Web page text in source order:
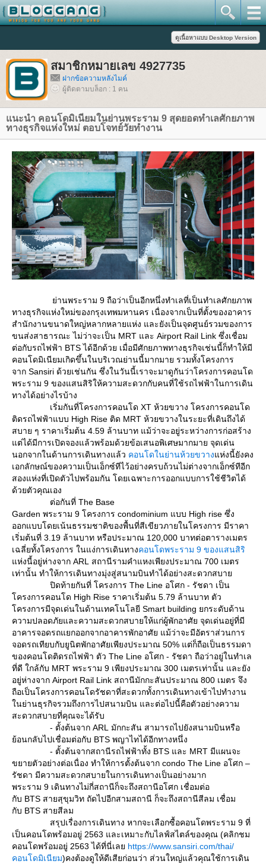
สมาชิกหมายเลข 4927735
ฝากข้อความหลังไมค์
ผู้ติดตามบล็อก : 1 คน
นะนำ คอนโดมิเนียมในย่านพระราม 9 สุดยอดทำเลศักยภาพ
ทางธุรกิจแห่งใหม่ ตอบโจทย์วัยทำงาน
่านพระราม 9 ถือว่าเป็นอีกหนึ่งทำเลที่เป็นทำเลศักยภาพ
ทางธุรกิจแห่งใหม่ของกรุงเทพมหานคร เนื่องจากเป็นที่ตั้งของอาคาร
สำนักงานขนาดใหญ่หลากหลายแห่ง และยังเป็นจุดศูนย์รวมของการ
ขนส่งสาธารณะ ไม่ว่าจะเป็น MRT และ Airport Rail Link ซึ่งเชื่อม
ต่อกับรถไฟฟ้า BTS ได้อีกด้วย เมื่อมีศักยภาพทางธุรกิจเช่นนี้ก็ทำให้มี
คอนโดมิเนียมเกิดขึ้นในบริเวณย่านนี้มากมาย รวมทั้งโครงการ
จาก Sansiri ด้วยเช่นกัน ซึ่งในวันนี้เราจะมาดูกันว่าโครงการคอนโด
พระราม 9 ของแสนสิริให้ความสะดวกกับคนที่ใช้รถไฟฟ้าในการเดิน
ทางได้อย่างไรบ้าง
เริ่มกันที่โครงการคอนโด XT ห้วยขวาง โครงการคอนโด
ติดรถไฟฟ้าแบบ High Rise ติด MRT ห้วยขวางในระยะที่เดินถึงได้
สบาย ๆ ราคาเริ่มต้น 4.59 ล้านบาท แม้ว่าจะอยู่ระหว่างการก่อสร้าง
ต่ได้มีการเปิดจองแล้วพร้อมด้วยข้อเสนอพิเศษมากมาย จุดเด่น
นอกจากในด้านการเดินทางแล้ว คอนโดในย่านห้วยขวางห่งนี้ยังคง
เอกลักษณ์ของความเป็นเอ็กซ์ทีไว้อย่างครบถ้วนไม่ต่างจากเอ็กซ์ทีอีก
สองแห่งที่เปิดตัวไปพร้อมกัน โดยเฉพาะการออกแบบการใช้ชีวิตได้
ด้วยตัวคุณเอง
ต่อกันที่ The Base
Garden พระราม 9 โครงการ condominium แบบ High rise ซึ่ง
ออกแบบโดยเน้นธรรมชาติของพื้นที่สีเขียวภายในโครงการ มีราคา
เริ่มต้นที่ 3.19 ล้านบาท หรือประมาณ 120,000 บาทต่อตารางเมตร
เฉลี่ยทั้งโครงการ ในแง่การเดินทางคอนโดพระราม 9 ของแสนสิริ
ห่งนี้อยู่ห่างจาก ARL สถานีรามคำแหงเพียงประมาณ 700 เมตร
เท่านั้น ทำให้การเดินทางมุ่งสู่สนามบินทำได้อย่างสะดวกสบา
ปิดท้ายกันที่ โครงการ The Line อโศก - รัชดา เป็น
ครงการคอนโด High Rise ราคาเริ่มต้น 5.79 ล้านบาท ตัว
ครงการมีจุดเด่นในด้านเทคโนโลยี Smart building ยกระดับด้าน
ความปลอดภัยและความสะดวกสบายให้แก่ผู้พักอาศัย จุดเด่นอยู่ที่มี
อาคารจอดรถแยกออกจากอาคารพักอาศัย แม้ว่าจะมีอัตราส่วนการ
จอดรถเทียบกับยูนิตพักอาศัยเพียงประมาณ 50% แต่ก็ถือเป็นธรรมดา
ของคอนโดติดรถไฟฟ้า ตัว The Line อโศก - รัชดา ถือว่าอยู่ในทำเล
ที่ดี ใกล้กับ MRT พระราม 9 เพียงประมาณ 300 เมตรเท่านั้น และยัง
อยู่ห่างจาก Airport Rail Link สถานีมักกะสันประมาณ 800 เมตร จึง
ถือเป็นโครงการคอนโดรัชดาที่สะดวกทั้งการเดินทางเข้าไปทำงาน
นย่านธุรกิจรวมถึงการไปสนามบิน และต่อไปนี้คือตัวอย่างความ
สะดวกสบายที่คุณจะได้รับ
- ตั้งต้นจาก ARL มักกะสัน สามารถไปยังสนามบินหรือ
้อนกลับไปเชื่อมต่อกับ BTS พญาไทได้อีกทางหนึ่ง
- ตั้งต้นจากสถานีรถไฟฟ้าทั้ง BTS และ MRT มีแผนจะ
ขยายตัวอย่างต่อเนื่อง ทำให้การตั้งต้นจาก condo The Line อโศก –
รัชดา มีความสะดวกสบายในการเดินทางเป็นอย่างมาก
พระราม 9 เดินทางไม่กี่สถานีก็จะถึงสถานีอโศก เชื่อมต่อ
กับ BTS สายสุขุมวิท ถัดไปอีกสามสถานี ก็จะถึงสถานีสีลม เชื่อม
กับ BTS สายสีลม
สรุปเรื่องการเดินทาง หากจะเลือกซื้อคอนโดพระราม 9 ที่
เป็นคอนโดพร้อมอยู่ 2563 และเหมาะกับไลฟ์สไตล์ของคุณ (คลิกชม
คอนโดพร้อมอยู่ 2563 ได้ที่นี่เล https://www.sansiri.com/thai/
คอนโดมิเนียม)คงต้องดูให้ดีเสียก่อนว่า ส่วนใหญ่แล้วคุณใช้การเดิน